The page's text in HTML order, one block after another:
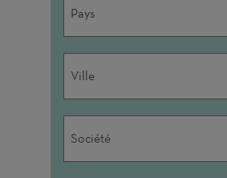
Pays
Ville
Société